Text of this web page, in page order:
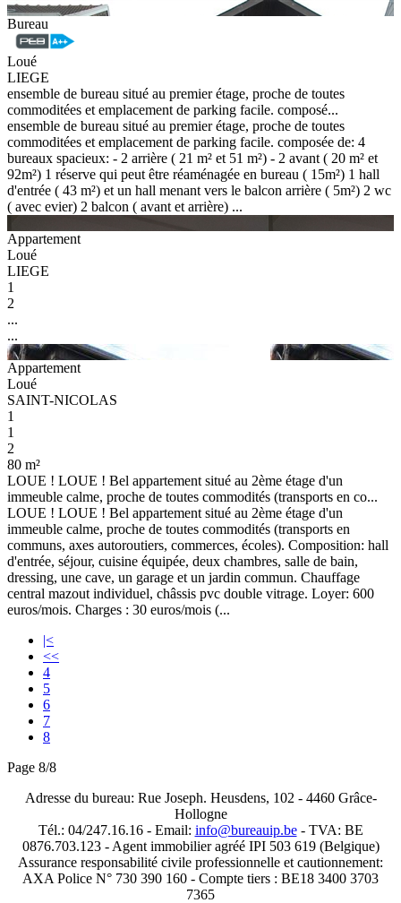
Bureau
Loué
LIEGE
ensemble de bureau situé au premier étage, proche de toutes
commoditées et emplacement de parking facile. composé...
ensemble de bureau situé au premier étage, proche de toutes
commoditées et emplacement de parking facile. composée de: 4
bureaux spacieux: - 2 arrière ( 21 m² et 51 m²) - 2 avant ( 20 m² et
92m²) 1 réserve qui peut être réaménagée en bureau ( 15m²) 1 hall
d'entrée ( 43 m²) et un hall menant vers le balcon arrière ( 5m²) 2 wc
( avec evier) 2 balcon ( avant et arrière) ...
Appartement
Loué
LIEGE
1
2
...
...
Appartement
Loué
SAINT-NICOLAS
1
1
2
80 m²
LOUE ! LOUE ! Bel appartement situé au 2ème étage d'un
immeuble calme, proche de toutes commodités (transports en co...
LOUE ! LOUE ! Bel appartement situé au 2ème étage d'un
immeuble calme, proche de toutes commodités (transports en
communs, axes autoroutiers, commerces, écoles). Composition: hall
d'entrée, séjour, cuisine équipée, deux chambres, salle de bain,
dressing, une cave, un garage et un jardin commun. Chauffage
central mazout individuel, châssis pvc double vitrage. Loyer: 600
euros/mois. Charges : 30 euros/mois (...
|<
<<
4
5
6
7
8
Page 8/8
Adresse du bureau: Rue Joseph. Heusdens, 102 - 4460 Grâce-
Hollogne
Tél.: 04/247.16.16 - Email: info@bureauip.be- TVA: BE
0876.703.123 - Agent immobilier agréé IPI 503 619 (Belgique)
Assurance responsabilité civile professionnelle et cautionnement:
AXA Police N° 730 390 160 - Compte tiers : BE18 3400 3703
7365